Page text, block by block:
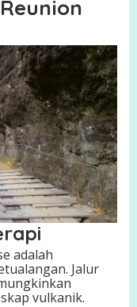
adalah
Jalur
vulkanik.